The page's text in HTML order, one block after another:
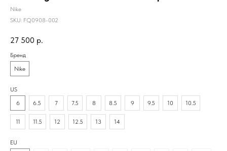
Nike
SKU: FQ0908-002
27 500 р.
Бренд
Nike
US
6
6.5 7 7.5 8 8.5 9 9.5 10 10.5
11 11.5 12 12.5 13 14
EU